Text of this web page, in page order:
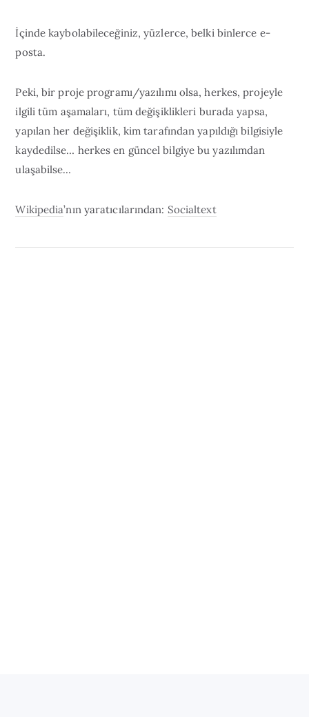
İçinde kaybolabileceğiniz, yüzlerce, belki binlerce e-
posta.
Peki, bir proje programı/yazılımı olsa, herkes, projeyle
ilgili tüm aşamaları, tüm değişiklikleri burada yapsa,
yapılan her değişiklik, kim tarafından yapıldığı bilgisiyle
kaydedilse… herkes en güncel bilgiye bu yazılımdan
ulaşabilse…
Wikipedia’nın yaratıcılarından: Socialtext